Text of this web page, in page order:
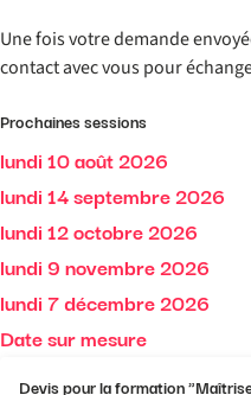
Une fois votre demande
contact avec vous pour
Prochaines sessions
lundi 10 août 2026
lundi 14 septembre 2026
lundi 12 octobre 2026
lundi 9 novembre 2026
lundi 7 décembre 2026
Date sur mesure
Devis pour la formation